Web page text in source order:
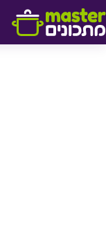
דלג לתוכן